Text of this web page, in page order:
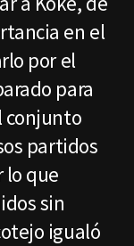
en el
por el
para
conjunto
partidos
lo que
sin
igualó